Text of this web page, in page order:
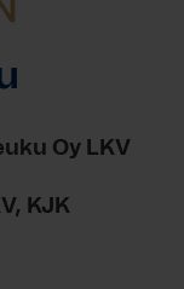
Oy LKV
KJK